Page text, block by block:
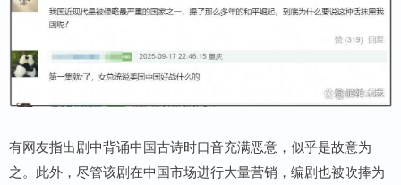
有网友指出剧中背诵中国古诗时口音充满恶意，似乎是故意为
之。此外，尽管该剧在中国市场进行大量营销，编剧也被吹捧为